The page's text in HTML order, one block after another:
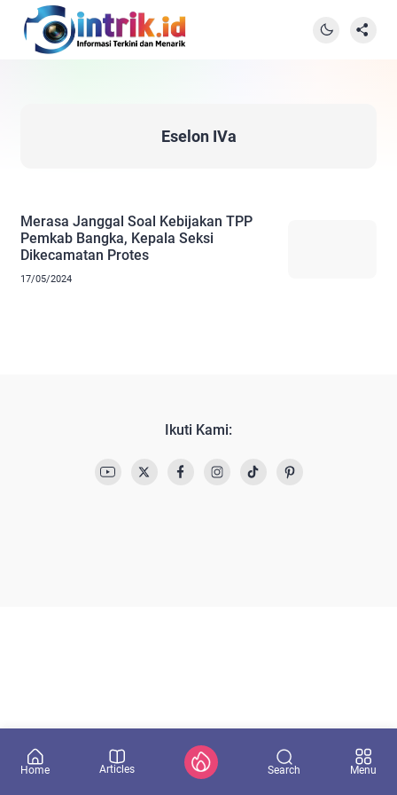
Eselon IVa
Merasa Janggal Soal Kebijakan TPP
Pemkab Bangka, Kepala Seksi
Dikecamatan Protes
17/05/2024
Ikuti Kami:
Home Articles Search Menu